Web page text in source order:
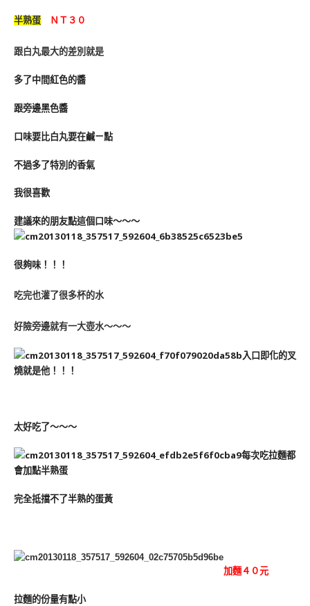
半熟蛋 ＮＴ３０
跟白丸最大的差別就是
多了中間紅色的醬
跟旁邊黑色醬
口味要比白丸要在鹹ㄧ點
不過多了特別的香氣
我很喜歡
建議來的朋友點這個口味～～～
很夠味！！！
吃完也灌了很多杯的水
好險旁邊就有一大壺水～～～
入口即化的叉
燒就是他！！！
太好吃了～～～
每次吃拉麵都
會加點半熟蛋
完全抵擋不了半熟的蛋黃
加麵４０元
拉麵的份量有點小